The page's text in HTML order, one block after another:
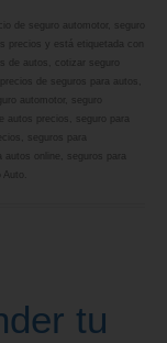
cotizar seguro
Auto
tu